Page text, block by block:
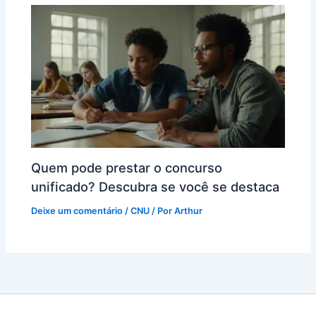
Quem pode prestar o concurso
unificado? Descubra se você se destaca
Deixe um comentário /CNU / PorArthur